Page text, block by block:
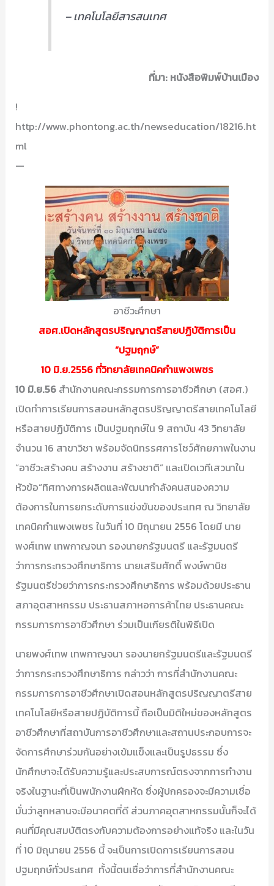
– เทคโนโลยีสารสนเทศ
ที่มา: หนังสือพิมพ์บ้านเมือง
!
http://www.phontong.ac.th/newseducation/18216.ht
ml
—
อาชีวะศึกษา
สอศ.เปิดหลักสูตรปริญญาตรีสายปฏิบัติการเป็น
“ปฐมฤกษ์”
10 มิ.ย.2556 ที่วิทยาลัยเทคนิคกำแพงเพชร
10 มิ.ย.56 สำนักงานคณะกรรมการการอาชีวศึกษา (สอศ.)
เปิดทำการเรียนการสอนหลักสูตรปริญญาตรีสายเทคโนโลยี
หรือสายปฏิบัติการ เป็นปฐมฤกษ์ใน 9 สถาบัน 43 วิทยาลัย
จำนวน 16 สาขาวิชา พร้อมจัดนิทรรศการโชว์ศักยภาพในงาน
“อาชีวะสร้างคน สร้างงาน สร้างชาติ” และเปิดเวทีเสวนาใน
หัวข้อ“ทิศทางการผลิตและพัฒนากำลังคนสนองความ
ต้องการในการยกระดับการแข่งขันของประเทศ ณ วิทยาลัย
เทคนิคกำแพงเพชร ในวันที่ 10 มิถุนายน 2556 โดยมี นาย
พงศ์เทพ เทพกาญจนา รองนายกรัฐมนตรี และรัฐมนตรี
ว่าการกระทรวงศึกษาธิการ นายเสริมศักดิ์ พงษ์พานิช
รัฐมนตรีช่วยว่าการกระทรวงศึกษาธิการ พร้อมด้วยประธาน
สภาอุตสาหกรรม ประธานสภาหอการค้าไทย ประธานคณะ
กรรมการการอาชีวศึกษา ร่วมเป็นเกียรติในพิธีเปิด
นายพงศ์เทพ เทพกาญจนา รองนายกรัฐมนตรีและรัฐมนตรี
ว่าการกระทรวงศึกษาธิการ กล่าวว่า การที่สำนักงานคณะ
กรรมการการอาชีวศึกษาเปิดสอนหลักสูตรปริญญาตรีสาย
เทคโนโลยีหรือสายปฏิบัติการนี้ ถือเป็นมิติใหม่ของหลักสูตร
อาชีวศึกษาที่สถาบันการอาชีวศึกษาและสถานประกอบการจะ
จัดการศึกษาร่วมกันอย่างเข้มแข็งและเป็นรูปธรรม ซึ่ง
นักศึกษาจะได้รับความรู้และประสบการณ์ตรงจากการทำงาน
จริงในฐานะที่เป็นพนักงานฝึกหัด ซึ่งผู้ปกครองจะมีความเชื่อ
มั่นว่าลูกหลานจะมีอนาคตที่ดี ส่วนภาคอุตสาหกรรมนั้นก็จะได้
คนที่มีคุณสมบัติตรงกับความต้องการอย่างแท้จริง และในวัน
ที่ 10 มิถุนายน 2556 นี้ จะเป็นการเปิดการเรียนการสอน
ปฐมฤกษ์ทั่วประเทศ ทั้งนี้ตนเชื่อว่าการที่สำนักงานคณะ